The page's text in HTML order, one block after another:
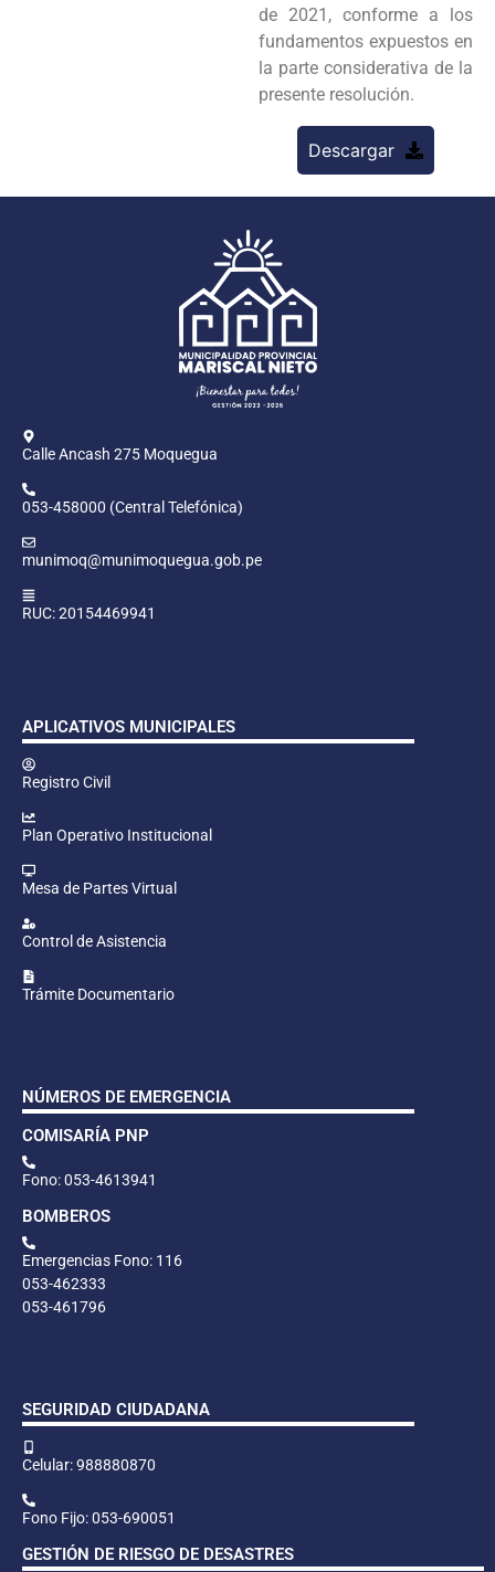
de 2021, conforme a los
fundamentos expuestos en
la parte considerativa de la
presente resolución.
Descargar
Calle Ancash 275 Moquegua
053-458000 (Central Telefónica)
munimoq@munimoquegua.gob.pe
RUC: 20154469941
APLICATIVOS MUNICIPALES
Registro Civil
Plan Operativo Institucional
Mesa de Partes Virtual
Control de Asistencia
Trámite Documentario
NÚMEROS DE EMERGENCIA
COMISARÍA PNP
Fono: 053-4613941
BOMBEROS
Emergencias Fono: 116
053-462333
053-461796
SEGURIDAD CIUDADANA
Celular: 988880870
Fono Fijo: 053-690051
GESTIÓN DE RIESGO DE DESASTRES